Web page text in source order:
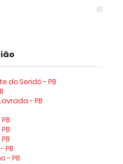
(1)
do Seridó - PB
- PB
PB
- PB